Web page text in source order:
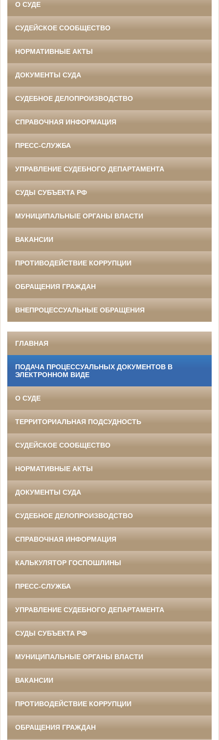
О СУДЕ
СУДЕЙСКОЕ СООБЩЕСТВО
НОРМАТИВНЫЕ АКТЫ
ДОКУМЕНТЫ СУДА
СУДЕБНОЕ ДЕЛОПРОИЗВОДСТВО
СПРАВОЧНАЯ ИНФОРМАЦИЯ
ПРЕСС-СЛУЖБА
УПРАВЛЕНИЕ СУДЕБНОГО ДЕПАРТАМЕНТА
СУДЫ СУБЪЕКТА РФ
МУНИЦИПАЛЬНЫЕ ОРГАНЫ ВЛАСТИ
ВАКАНСИИ
ПРОТИВОДЕЙСТВИЕ КОРРУПЦИИ
ОБРАЩЕНИЯ ГРАЖДАН
ВНЕПРОЦЕССУАЛЬНЫЕ ОБРАЩЕНИЯ
ГЛАВНАЯ
ПОДАЧА ПРОЦЕССУАЛЬНЫХ ДОКУМЕНТОВ В
ЭЛЕКТРОННОМ ВИДЕ
О СУДЕ
ТЕРРИТОРИАЛЬНАЯ ПОДСУДНОСТЬ
СУДЕЙСКОЕ СООБЩЕСТВО
НОРМАТИВНЫЕ АКТЫ
ДОКУМЕНТЫ СУДА
СУДЕБНОЕ ДЕЛОПРОИЗВОДСТВО
СПРАВОЧНАЯ ИНФОРМАЦИЯ
КАЛЬКУЛЯТОР ГОСПОШЛИНЫ
ПРЕСС-СЛУЖБА
УПРАВЛЕНИЕ СУДЕБНОГО ДЕПАРТАМЕНТА
СУДЫ СУБЪЕКТА РФ
МУНИЦИПАЛЬНЫЕ ОРГАНЫ ВЛАСТИ
ВАКАНСИИ
ПРОТИВОДЕЙСТВИЕ КОРРУПЦИИ
ОБРАЩЕНИЯ ГРАЖДАН